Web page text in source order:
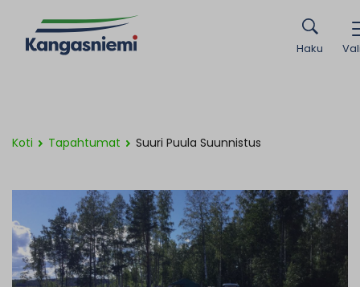
Haku
Koti Tapahtumat Suuri Puula Suunnistus